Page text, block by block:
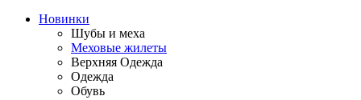
Новинки
Шубы и меха
Меховые жилеты
Верхняя Одежда
Одежда
Обувь